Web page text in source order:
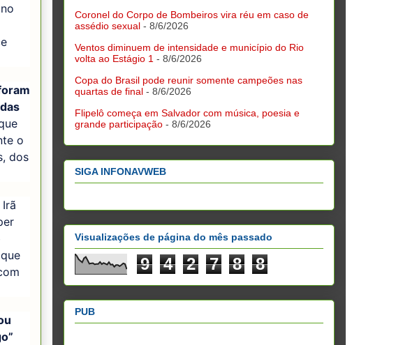
o
dos
Coronel do Corpo de Bombeiros vira réu em caso de
assédio sexual - 8/6/2026
Ventos diminuem de intensidade e município do Rio
volta ao Estágio 1 - 8/6/2026
Copa do Brasil pode reunir somente campeões nas
quartas de final - 8/6/2026
Flipelô começa em Salvador com música, poesia e
grande participação - 8/6/2026
SIGA INFONAVWEB
Visualizações de página do mês passado
9 4 2 7 8 8
PUB